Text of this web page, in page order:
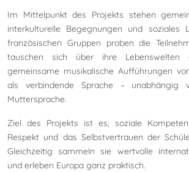
Im Mittelpunkt des Projekts stehen
interkulturelle Begegnungen und soziales
französischen Gruppen proben die
tauschen sich über ihre Lebenswelten
gemeinsame musikalische Aufführungen
als verbindende Sprache – unabhängig
Muttersprache.
Ziel des Projekts ist es, soziale
Respekt und das Selbstvertrauen der
Gleichzeitig sammeln sie wertvolle
und erleben Europa ganz praktisch.